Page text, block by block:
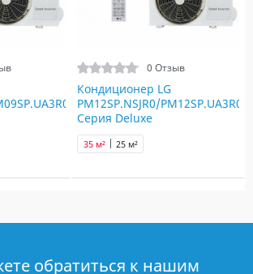
0 Отзыв
Кондиционер LG
PM12SP.NSJR0/PM12SP.UA3R0
Серия Deluxe
25 м²
35 м²
обратиться к нашим